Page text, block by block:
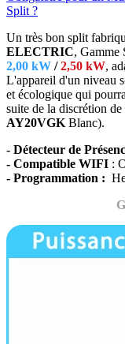
Split ?
Un très bon split
ELECTRIC, Gamme
2,00 kW /2,50 kW,
L'appareil d'un niveau
et écologique qui
suite de la discrétion
AY20VGK Blanc).
- Détecteur de
- Compatible WIFI :
- Programmation :